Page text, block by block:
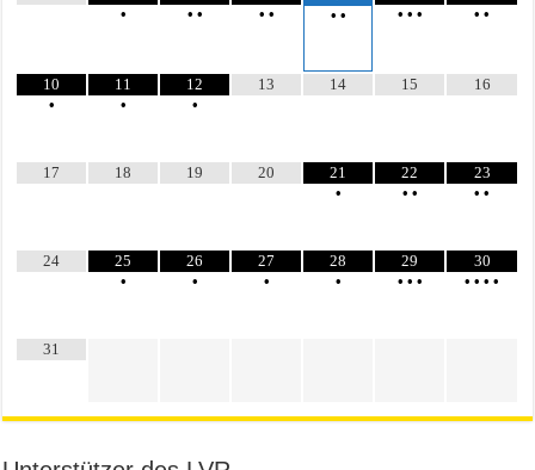
•
• •
• •
• •
• • •
••
10
•
11
•
12
•
13 14 15 16
17 18 19 20
21
•
22
• •
23
••
24
25
•
26
•
27
•
28
•
29
• • •
30
••••
31